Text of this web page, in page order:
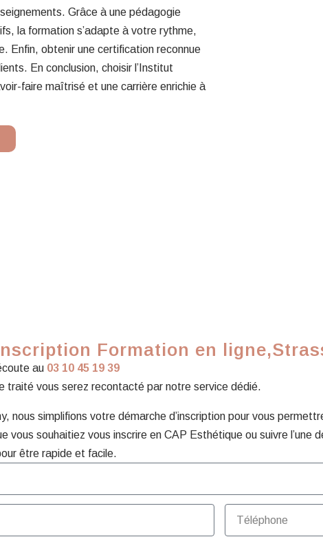
Grâce à une pédagogie
la formation s’adapte à votre rythme,
Enfin, obtenir une certification reconnue
En conclusion, choisir l’Institut
faire maîtrisé et une carrière enrichie à
Formation en
au 03 10 45 19 39
traité vous serez recontacté par notre service dédié.
nous simplifions votre démarche d’inscription pour vous
vous souhaitiez vous inscrire en CAP Esthétique ou suivre
être rapide et facile.